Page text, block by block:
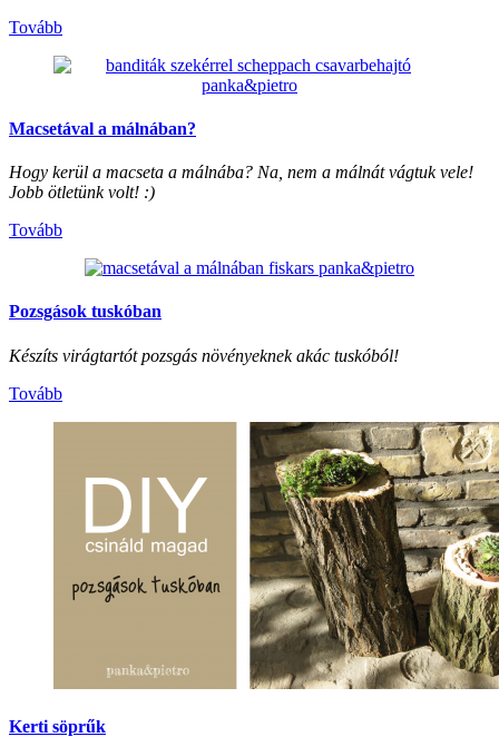
Tovább
Macsetával a málnában?
Hogy kerül a macseta a málnába? Na, nem a málnát vágtuk vele!
Jobb ötletünk volt! :)
Tovább
Pozsgások tuskóban
Készíts virágtartót pozsgás növényeknek akác tuskóból!
Tovább
Kerti söprűk